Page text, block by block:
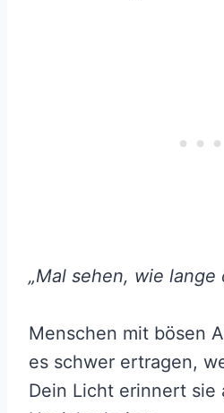
„Mal sehen, wie lange
Menschen mit bösen
es schwer ertragen,
Dein Licht erinnert sie